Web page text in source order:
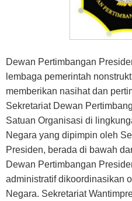
Dewan Pertimbangan
lembaga pemerintah
memberikan nasihat dan
Sekretariat Dewan
Satuan Organisasi di
Negara yang dipimpin oleh
Presiden, berada di bawah
Dewan Pertimbangan
administratif dikoordinasikan
Negara. Sekretariat